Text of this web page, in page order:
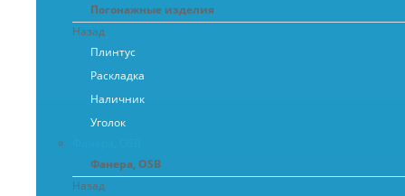
Погонажные изделия
Назад
Плинтус
Раскладка
Наличник
Уголок
Фанера, OSB
Назад